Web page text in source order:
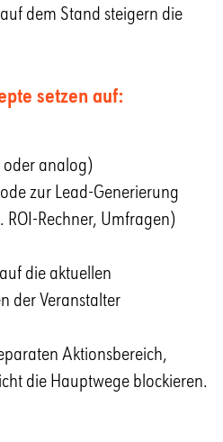
dem Stand steigern die
setzen auf:
analog)
zur Lead-Generierung
Rechner, Umfragen)
die aktuellen
der Veranstalter
Aktionsbereich,
die Hauptwege blockieren.